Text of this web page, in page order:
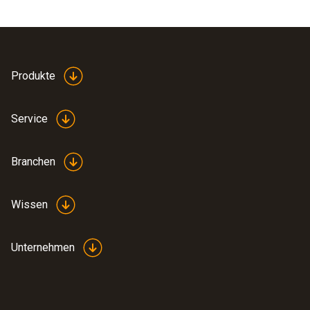
Produkte
Service
Branchen
Wissen
Unternehmen